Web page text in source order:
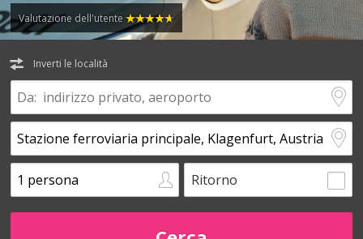
Valutazione dell'utente
Inverti le località
Ritorno